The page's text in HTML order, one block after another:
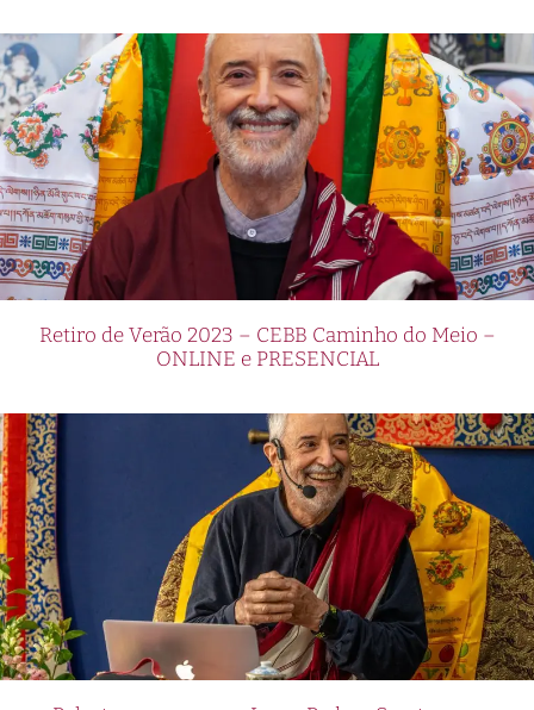
Retiro de Verão 2023 – CEBB Caminho do Meio –
ONLINE e PRESENCIAL